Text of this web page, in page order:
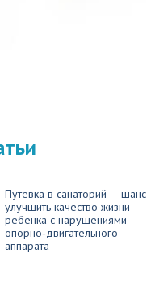
Путевка в санаторий — шанс
улучшить качество жизни
ребенка с нарушениями
опорно‑двигательного
аппарата